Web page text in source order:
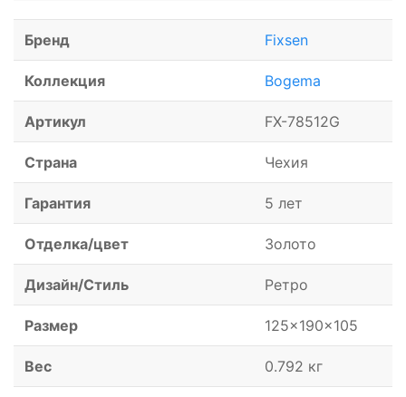
Бренд Fixsen
Коллекция Bogema
Артикул FX-78512G
Страна Чехия
Гарантия 5 лет
Отделка/цвет Золото
Дизайн/Стиль Ретро
Размер 125x190x105
Вес 0.792 кг